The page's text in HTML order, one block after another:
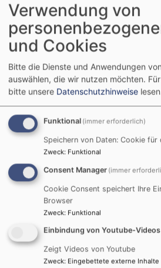
Predigt am 2. Sonntag nach
von Pfarrer Felix Breitling in der
Predigt am Ostersonntag, 9.
Breitling in der Rogatekirche:
Predigt zum Karfreitag, 7. April,
Breitling in der
Verwendung von
und Cookies
Bitte die Dienste und Anwendungen
auswählen, die wir nutzen möchten.
bitte unsere Datenschutzhinweise
Funktional (immer erforderlich)
Speichern von Daten: Cookie für
Zweck: Funktional
Consent Manager (immer
Cookie Consent speichert Ihre
Browser
Zweck: Funktional
Einbindung von Youtube-Videos
Zeigt Videos von Youtube
Zweck: Eingebettete externe Inhalte